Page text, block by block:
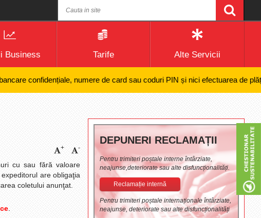
Business Tarife Alte Servicii
numere de card sau coduri PIN și nici efectuarea de plăți online
+ -
cu sau fără valoare
are obligaţia
coletului anunţat.
DEPUNERI RECLAMAȚII
Pentru trimiteri poștale interne întârziate,
neajunse,deteriorate sau alte disfuncționalități.
Reclamație internă
Pentru trimiteri poștale internaționale întârziate,
neajunse, deteriorate sau alte disfuncționalități